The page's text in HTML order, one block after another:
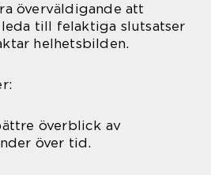
överväldigande att
leda till felaktiga slutsatser
helhetsbilden.
överblick av
över tid.